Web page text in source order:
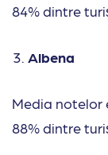
84% dintre
Albena
Media notelor
88% dintre